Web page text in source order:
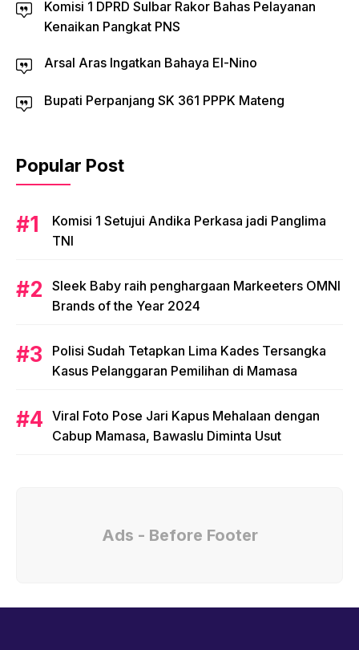
Komisi 1 DPRD Sulbar Rakor Bahas Pelayanan
Kenaikan Pangkat PNS
Arsal Aras Ingatkan Bahaya El-Nino
Bupati Perpanjang SK 361 PPPK Mateng
Popular Post
Komisi 1 Setujui Andika Perkasa jadi Panglima
TNI
Sleek Baby raih penghargaan Markeeters OMNI
Brands of the Year 2024
Polisi Sudah Tetapkan Lima Kades Tersangka
Kasus Pelanggaran Pemilihan di Mamasa
Viral Foto Pose Jari Kapus Mehalaan dengan
Cabup Mamasa, Bawaslu Diminta Usut
Ads - Before Footer